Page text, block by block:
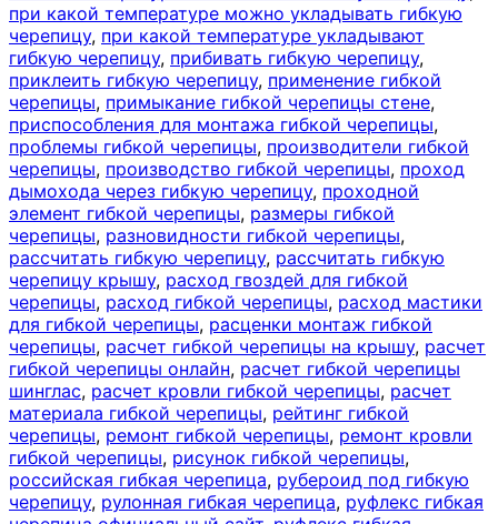
при какой температуре можно укладывать гибкую
черепицу, при какой температуре укладывают
гибкую черепицу, прибивать гибкую черепицу,
приклеить гибкую черепицу, применение гибкой
черепицы, примыкание гибкой черепицы стене,
приспособления для монтажа гибкой черепицы,
проблемы гибкой черепицы, производители гибкой
черепицы, производство гибкой черепицы, проход
дымохода через гибкую черепицу, проходной
элемент гибкой черепицы, размеры гибкой
черепицы, разновидности гибкой черепицы,
рассчитать гибкую черепицу, рассчитать гибкую
черепицу крышу, расход гвоздей для гибкой
черепицы, расход гибкой черепицы, расход мастики
для гибкой черепицы, расценки монтаж гибкой
черепицы, расчет гибкой черепицы на крышу, расчет
гибкой черепицы онлайн, расчет гибкой черепицы
шинглас, расчет кровли гибкой черепицы, расчет
материала гибкой черепицы, рейтинг гибкой
черепицы, ремонт гибкой черепицы, ремонт кровли
гибкой черепицы, рисунок гибкой черепицы,
российская гибкая черепица, рубероид под гибкую
черепицу, рулонная гибкая черепица, руфлекс гибкая